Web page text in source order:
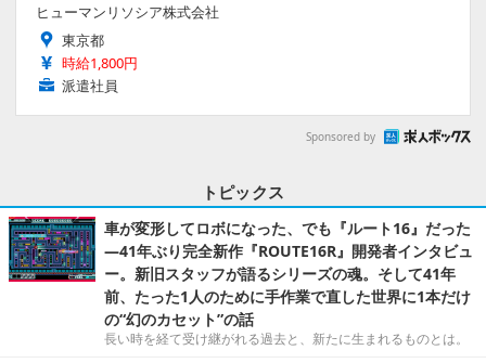
ヒューマンリソシア株式会社
東京都
時給1,800円
派遣社員
Sponsored by
トピックス
車が変形してロボになった、でも『ルート16』だった
―41年ぶり完全新作『ROUTE16R』開発者インタビュ
ー。新旧スタッフが語るシリーズの魂。そして41年
前、たった1人のために手作業で直した世界に1本だけ
の“幻のカセット”の話
長い時を経て受け継がれる過去と、新たに生まれるものとは。